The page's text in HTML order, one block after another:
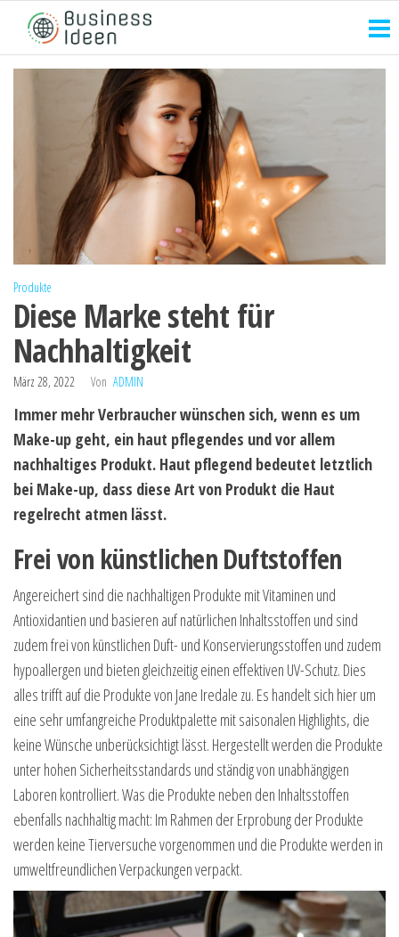
springen
Produkte
Diese Marke steht für
Nachhaltigkeit
März 28, 2022 Von ADMIN
Immer mehr Verbraucher wünschen sich, wenn es um
Make-up geht, ein haut pflegendes und vor allem
nachhaltiges Produkt. Haut pflegend bedeutet letztlich
bei Make-up, dass diese Art von Produkt die Haut
regelrecht atmen lässt.
Frei von künstlichen Duftstoffen
Angereichert sind die nachhaltigen Produkte mit Vitaminen und
Antioxidantien und basieren auf natürlichen Inhaltsstoffen und sind
zudem frei von künstlichen Duft- und Konservierungsstoffen und zudem
hypoallergen und bieten gleichzeitig einen effektiven UV-Schutz. Dies
alles trifft auf die Produkte von Jane Iredale zu. Es handelt sich hier um
eine sehr umfangreiche Produktpalette mit saisonalen Highlights, die
keine Wünsche unberücksichtigt lässt. Hergestellt werden die Produkte
unter hohen Sicherheitsstandards und ständig von unabhängigen
Laboren kontrolliert. Was die Produkte neben den Inhaltsstoffen
ebenfalls nachhaltig macht: Im Rahmen der Erprobung der Produkte
werden keine Tierversuche vorgenommen und die Produkte werden in
umweltfreundlichen Verpackungen verpackt.